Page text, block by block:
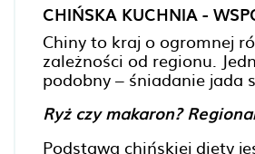
CHIŃSKA KUCHNIA -
Chiny to kraj o ogromnej
zależności od regionu.
podobny – śniadanie jada
Ryż czy makaron?
Podstawą chińskiej diety